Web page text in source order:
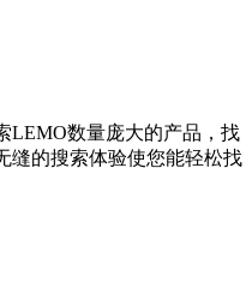
LEMO数量庞大的产品，找
缝的搜索体验使您能轻松找